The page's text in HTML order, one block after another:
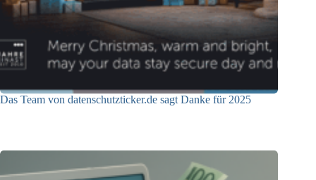
Das Team von datenschutzticker.de sagt Danke für 2025